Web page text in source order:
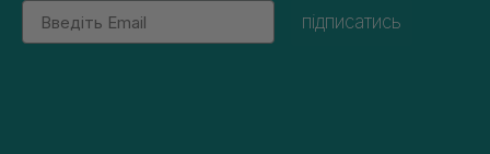
Email
підписатись